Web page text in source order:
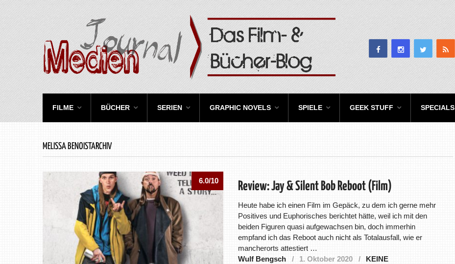
FILME BÜCHER SERIEN GRAPHIC NOVELS SPIELE GEEK STUFF SPECIALS
MELISSA BENOISTARCHIV
6.0/10 Review: Jay & Silent Bob Reboot (Film)
Heute habe ich einen Film im Gepäck, zu dem ich gerne mehr
Positives und Euphorisches berichtet hätte, weil ich mit den
beiden Figuren quasi aufgewachsen bin, doch immerhin
empfand ich das Reboot auch nicht als Totalausfall, wie er
mancherorts attestiert …
Wulf Bengsch
1. Oktober 2020
KEINE